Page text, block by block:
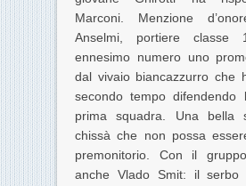
Marconi. Menzione
Anselmi, portiere
ennesimo numero uno
dal vivaio biancazzurro che
secondo tempo difendendo
prima squadra. Una bella
chissà che non possa
premonitorio. Con il
anche Vlado Smit: il serbo